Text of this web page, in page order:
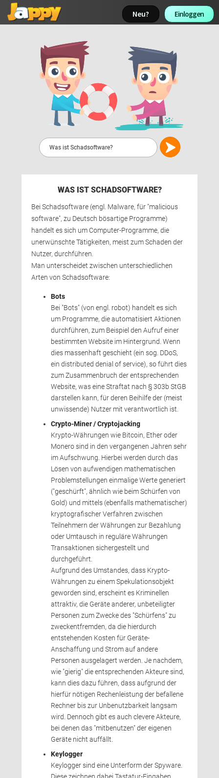
Neu? Einloggen
WAS IST SCHADSOFTWARE?
Bei Schadsoftware (engl. Malware, für "malicious
software", zu Deutsch bösartige Programme)
handelt es sich um Computer-Programme, die
unerwünschte Tätigkeiten, meist zum Schaden der
Nutzer, durchführen.
Man unterscheidet zwischen unterschiedlichen
Arten von Schadsoftware:
Bots
Bei "Bots" (von engl. robot) handelt es sich
um Programme, die automatisiert Aktionen
durchführen, zum Beispiel den Aufruf einer
bestimmten Website im Hintergrund. Wenn
dies massenhaft geschieht (ein sog. DDoS,
ein distributed denial of service), so führt dies
zum Zusammenbruch der entsprechenden
Website, was eine Straftat nach § 303b StGB
darstellen kann, für deren Beihilfe der (meist
unwissende) Nutzer mit verantwortlich ist.
Crypto-Miner / Cryptojacking
Krypto-Währungen wie Bitcoin, Ether oder
Monero sind in den vergangenen Jahren sehr
im Aufschwung. Hierbei werden durch das
Lösen von aufwendigen mathematischen
Problemstellungen einmalige Werte generiert
("geschürft", ähnlich wie beim Schürfen von
Gold) und mittels (ebenfalls mathematischer)
kryptografischer Verfahren zwischen
Teilnehmern der Währungen zur Bezahlung
oder Umtausch in reguläre Währungen
Transaktionen sichergestellt und
durchgeführt.
Aufgrund des Umstandes, dass Krypto-
Währungen zu einem Spekulationsobjekt
geworden sind, erscheint es Kriminellen
attraktiv, die Geräte anderer, unbeteiligter
Personen zum Zwecke des "Schürfens" zu
zweckentfremden, da die hierdurch
entstehenden Kosten für Geräte-
Anschaffung und Strom auf andere
Personen ausgelagert werden. Je nachdem,
wie "gierig" die entsprechenden Akteure sind,
kann dies dazu führen, dass aufgrund der
hierfür nötigen Rechenleistung der befallene
Rechner bis zur Unbenutzbarkeit langsam
wird. Dennoch gibt es auch clevere Akteure,
bei denen das "mitbenutzen" der eigenen
Geräte nicht auffällt.
Keylogger
Keylogger sind eine Unterform der Spyware.